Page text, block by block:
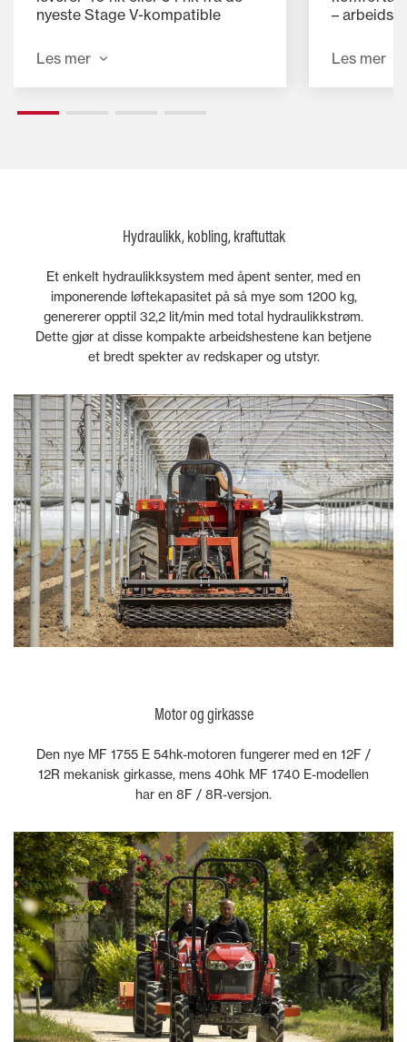
nyeste Stage V-kompatible
manuelle girkasser.
Les mer
–
kontroller.
Les mer
Hydraulikk, kobling, kraftuttak
Et enkelt hydraulikksystem med åpent senter, med en
imponerende løftekapasitet på så mye som 1200 kg,
genererer opptil 32,2 lit/min med total hydraulikkstrøm.
Dette gjør at disse kompakte arbeidshestene kan betjene
et bredt spekter av redskaper og utstyr.
Motor og girkasse
Den nye MF 1755 E 54hk-motoren fungerer med en 12F /
12R mekanisk girkasse, mens 40hk MF 1740 E-modellen
har en 8F / 8R-versjon.